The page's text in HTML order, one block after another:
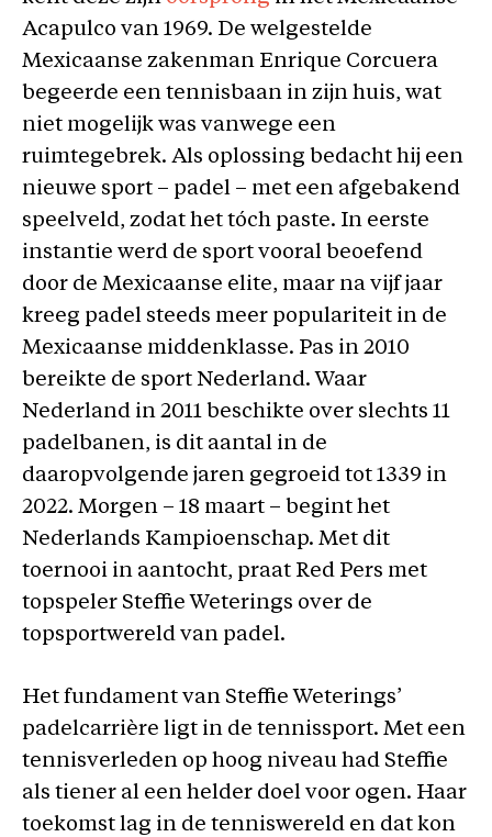
Acapulco van 1969. De welgestelde
Mexicaanse zakenman Enrique Corcuera
begeerde een tennisbaan in zijn huis, wat
niet mogelijk was vanwege een
ruimtegebrek. Als oplossing bedacht hij een
nieuwe sport – padel – met een afgebakend
speelveld, zodat het tóch paste. In eerste
instantie werd de sport vooral beoefend
door de Mexicaanse elite, maar na vijf jaar
kreeg padel steeds meer populariteit in de
Mexicaanse middenklasse. Pas in 2010
bereikte de sport Nederland. Waar
Nederland in 2011 beschikte over slechts 11
padelbanen, is dit aantal in de
daaropvolgende jaren gegroeid tot 1339 in
2022. Morgen – 18 maart – begint het
Nederlands Kampioenschap. Met dit
toernooi in aantocht, praat Red Pers met
topspeler Steffie Weterings over de
topsportwereld van padel.
Het fundament van Steffie Weterings’
padelcarrière ligt in de tennissport. Met een
tennisverleden op hoog niveau had Steffie
als tiener al een helder doel voor ogen. Haar
toekomst lag in de tenniswereld en dat kon